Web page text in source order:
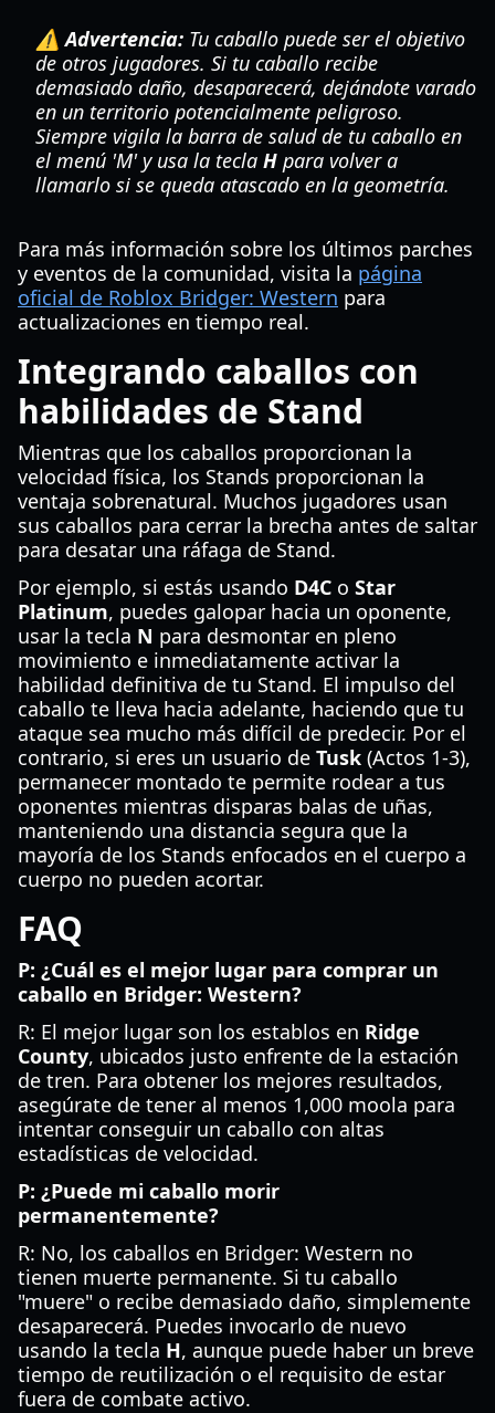
⚠️ Advertencia: Tu caballo puede ser el objetivo
de otros jugadores. Si tu caballo recibe
demasiado daño, desaparecerá, dejándote varado
en un territorio potencialmente peligroso.
Siempre vigila la barra de salud de tu caballo en
el menú 'M' y usa la tecla H para volver a
llamarlo si se queda atascado en la geometría.
Para más información sobre los últimos parches
y eventos de la comunidad, visita la página
oficial de Roblox Bridger: Western para
actualizaciones en tiempo real.
Integrando caballos con
habilidades de Stand
Mientras que los caballos proporcionan la
velocidad física, los Stands proporcionan la
ventaja sobrenatural. Muchos jugadores usan
sus caballos para cerrar la brecha antes de saltar
para desatar una ráfaga de Stand.
Por ejemplo, si estás usando D4C o Star
Platinum, puedes galopar hacia un oponente,
usar la tecla N para desmontar en pleno
movimiento e inmediatamente activar la
habilidad definitiva de tu Stand. El impulso del
caballo te lleva hacia adelante, haciendo que tu
ataque sea mucho más difícil de predecir. Por el
contrario, si eres un usuario de Tusk (Actos 1-3),
permanecer montado te permite rodear a tus
oponentes mientras disparas balas de uñas,
manteniendo una distancia segura que la
mayoría de los Stands enfocados en el cuerpo a
cuerpo no pueden acortar.
FAQ
P: ¿Cuál es el mejor lugar para comprar un
caballo en Bridger: Western?
R: El mejor lugar son los establos en Ridge
County, ubicados justo enfrente de la estación
de tren. Para obtener los mejores resultados,
asegúrate de tener al menos 1,000 moola para
intentar conseguir un caballo con altas
estadísticas de velocidad.
P: ¿Puede mi caballo morir
permanentemente?
R: No, los caballos en Bridger: Western no
tienen muerte permanente. Si tu caballo
"muere" o recibe demasiado daño, simplemente
desaparecerá. Puedes invocarlo de nuevo
usando la tecla H, aunque puede haber un breve
tiempo de reutilización o el requisito de estar
fuera de combate activo.